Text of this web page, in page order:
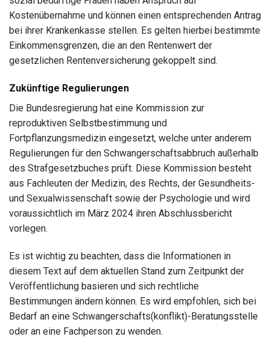
Kostenübernahme und können einen entsprechenden Antrag
bei ihrer Krankenkasse stellen. Es gelten hierbei bestimmte
Einkommensgrenzen, die an den Rentenwert der
gesetzlichen Rentenversicherung gekoppelt sind.
Zukünftige Regulierungen
Die Bundesregierung hat eine Kommission zur
reproduktiven Selbstbestimmung und
Fortpflanzungsmedizin eingesetzt, welche unter anderem
Regulierungen für den Schwangerschaftsabbruch außerhalb
des Strafgesetzbuches prüft. Diese Kommission besteht
aus Fachleuten der Medizin, des Rechts, der Gesundheits-
und Sexualwissenschaft sowie der Psychologie und wird
voraussichtlich im März 2024 ihren Abschlussbericht
vorlegen.
Es ist wichtig zu beachten, dass die Informationen in
diesem Text auf dem aktuellen Stand zum Zeitpunkt der
Veröffentlichung basieren und sich rechtliche
Bestimmungen ändern können. Es wird empfohlen, sich bei
Bedarf an eine Schwangerschafts(konflikt)-Beratungsstelle
oder an eine Fachperson zu wenden.